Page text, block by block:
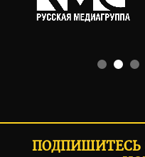
ПОДПИШИТЕСЬ